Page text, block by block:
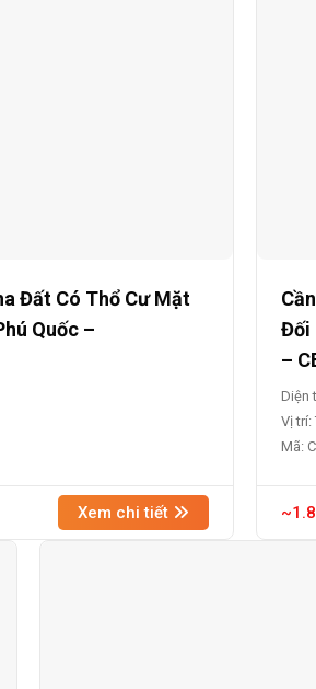
Đất Có Thổ Cư Mặt
Quốc –
Xem chi tiết
Đối
–
Diện
Vị trí:
Mã: